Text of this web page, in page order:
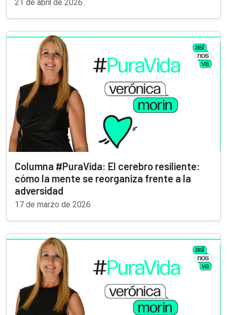
21 de abril de 2026
Columna #PuraVida: El cerebro resiliente:
cómo la mente se reorganiza frente a la
adversidad
17 de marzo de 2026